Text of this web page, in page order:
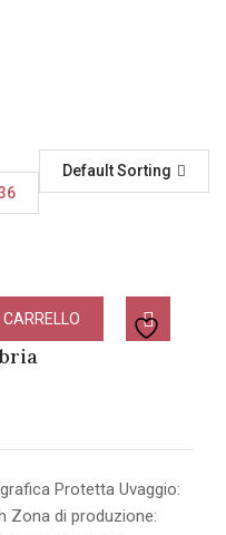
Default Sorting
Protetta Uvaggio:
Zona di produzione: